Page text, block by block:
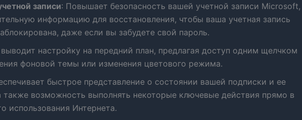
записи: Повышает безопасность вашей учетной записи Microsoft,
информацию для восстановления, чтобы ваша учетная запись
даже если вы забудете свой пароль.
выводит настройку на передний план, предлагая доступ одним щелчком
фоновой темы или изменения цветового режима.
быстрое представление о состоянии вашей подписки и ее
также возможность выполнять некоторые ключевые действия прямо в
использования Интернета.